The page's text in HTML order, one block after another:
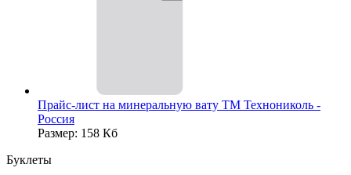
Прайс-лист на минеральную вату ТМ Технониколь -
Россия
Размер: 158 Кб
Буклеты